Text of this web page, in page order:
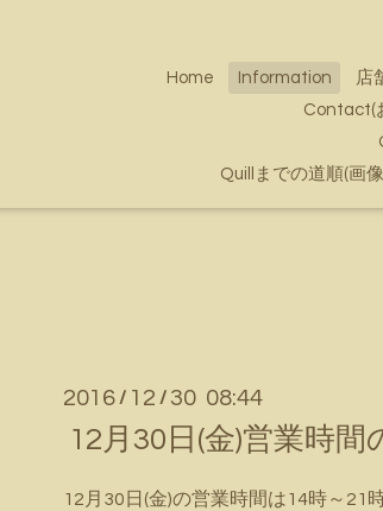
Home Information 店
Contact(
Quillまでの道順(画
2016 / 12 /30 08:44
12月30日(金)営業時間
12月30日(金)の営業時間は14時～21